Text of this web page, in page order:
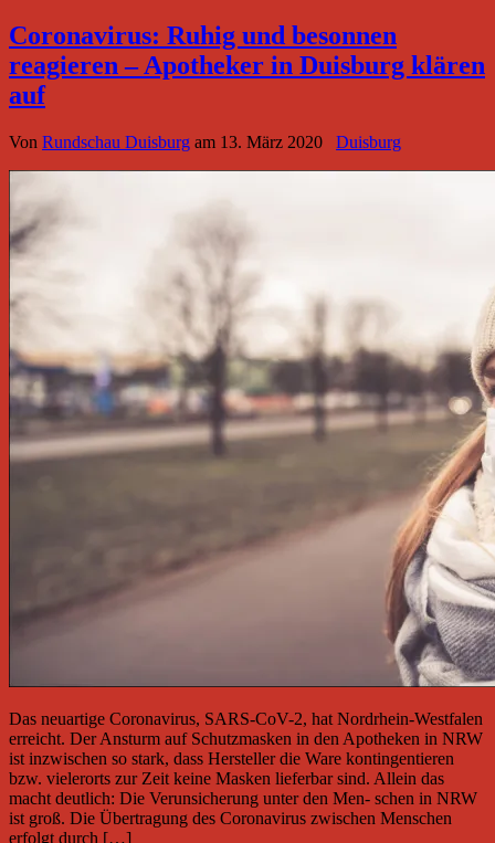
Coronavirus: Ruhig und besonnen
reagieren – Apotheker in Duisburg klären
auf
Von Rundschau Duisburg am 13. März 2020 Duisburg
Das neuartige Coronavirus, SARS-CoV-2, hat Nordrhein-Westfalen
erreicht. Der Ansturm auf Schutzmasken in den Apotheken in NRW
ist inzwischen so stark, dass Hersteller die Ware kontingentieren
bzw. vielerorts zur Zeit keine Masken lieferbar sind. Allein das
macht deutlich: Die Verunsicherung unter den Men- schen in NRW
ist groß. Die Übertragung des Coronavirus zwischen Menschen
erfolgt durch […]